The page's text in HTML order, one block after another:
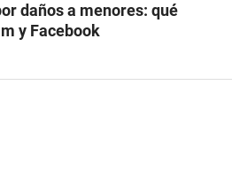
daños a menores: qué
y Facebook